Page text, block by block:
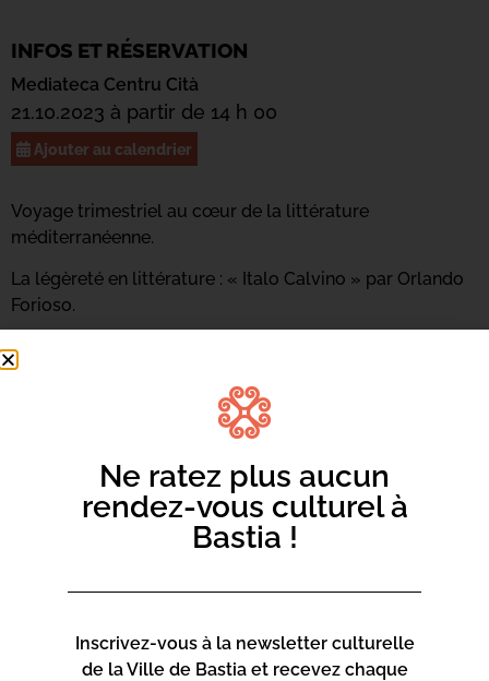
INFOS ET RÉSERVATION
Mediateca Centru Cità
21.10.2023 à partir de 14 h 00
Ajouter au calendrier
Voyage trimestriel au cœur de la littérature
méditerranéenne.
La légèreté en littérature : « Italo Calvino » par Orlando
Forioso.
Ne ratez plus aucun
rendez-vous culturel à
Bastia !
Inscrivez-vous à la newsletter culturelle
de la Ville de Bastia et recevez chaque